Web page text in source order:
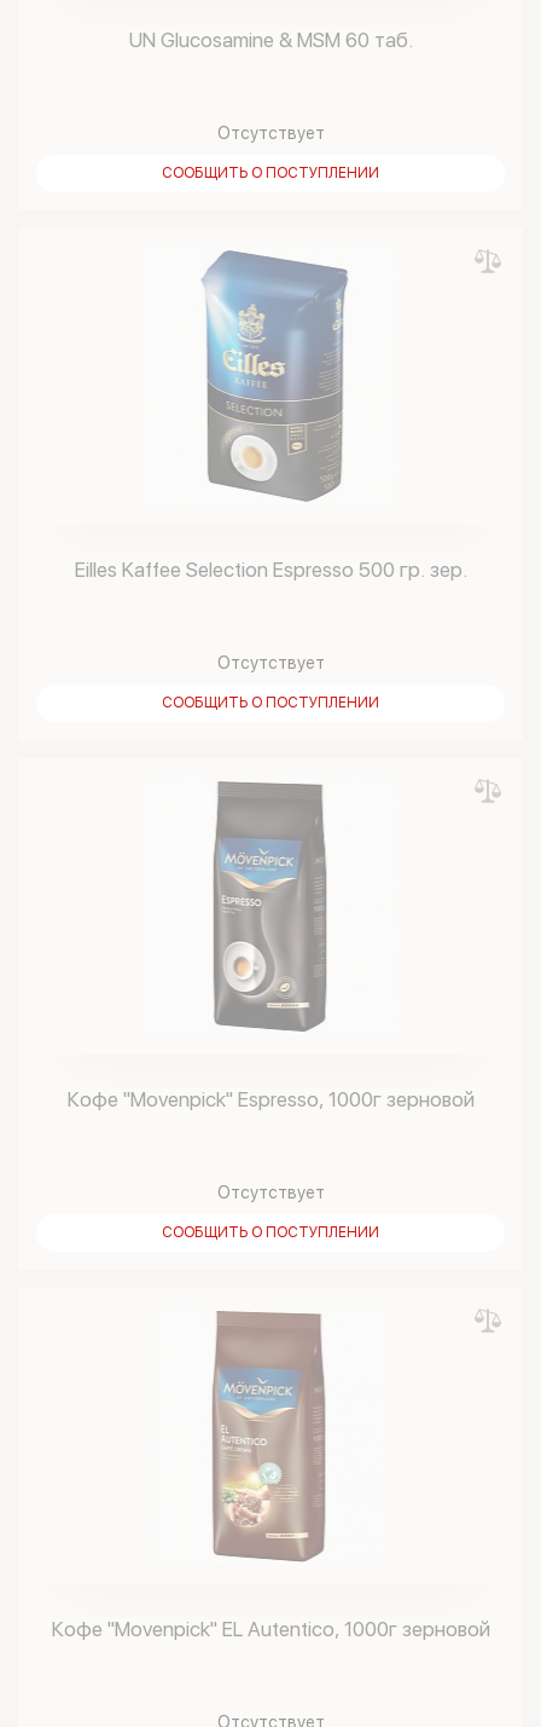
UN Glucosamine & MSM 60 таб.
Отсутствует
СООБЩИТЬ О ПОСТУПЛЕНИИ
Eilles Kaffee Selection Espresso 500 гр. зер.
Отсутствует
СООБЩИТЬ О ПОСТУПЛЕНИИ
Кофе "Movenpick" Espresso, 1000г зерновой
Отсутствует
СООБЩИТЬ О ПОСТУПЛЕНИИ
Кофе "Movenpick" EL Autentico, 1000г зерновой
Отсутствует